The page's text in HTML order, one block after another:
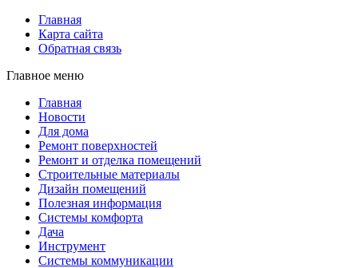
Главная
Карта сайта
Обратная связь
Главное меню
Главная
Новости
Для дома
Ремонт поверхностей
Ремонт и отделка помещений
Строительные материалы
Дизайн помещений
Полезная информация
Системы комфорта
Дача
Инструмент
Системы коммуникации